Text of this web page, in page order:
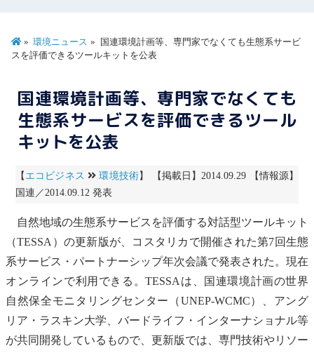
環境ニュース
国連環境計画等、専門家でなくても生態系サービ
スを評価できるツールキットを公表
国連環境計画等、専門家でなくても
生態系サービスを評価できるツール
キットを公表
【 エコビジネス 環境技術】 【掲載日】2014.09.29 【情報源】
国連／2014.09.12 発表
自然地域の生態系サービスを評価する対話型ツールキット
（TESSA）の更新版が、コスタリカで開催された第7回生態
系サービス・パートナーシップ年次会議で発表された。現在
オンラインで利用できる。TESSAは、
国連環境計画の世界
自然保全モニタリングセンター
（UNEP-WCMC）、アング
リア・ラスキン大学、バードライフ・インターナショナル等
が共同開発しているもので、更新版では、専門技術やリソー